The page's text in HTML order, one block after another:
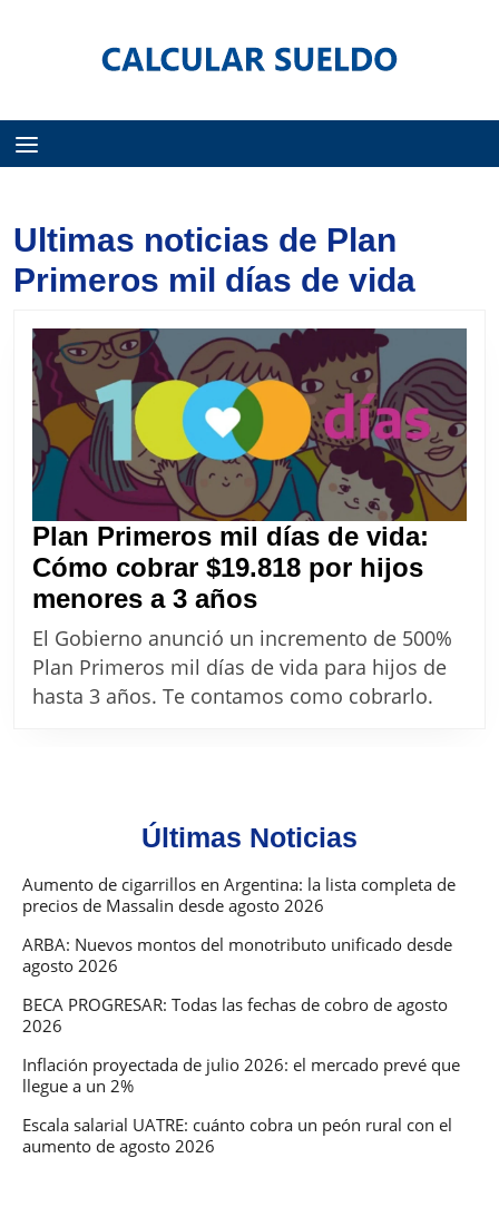
Ultimas noticias de Plan
Primeros mil días de vida
Plan Primeros mil días de vida:
Cómo cobrar $19.818 por hijos
menores a 3 añosPlan
Primeros
mil
días
$19.818
por
hijos
menores
3
El Gobierno anunció un incremento de 500%
Plan Primeros mil días de vida para hijos de
hasta 3 años. Te contamos como cobrarlo.
Últimas Noticias
Aumento de cigarrillos en Argentina: la lista completa de
precios de Massalin desde agosto 2026
ARBA: Nuevos montos del monotributo unificado desde
agosto 2026
BECA PROGRESAR: Todas las fechas de cobro de agosto
2026
Inflación proyectada de julio 2026: el mercado prevé que
llegue a un 2%
Escala salarial UATRE: cuánto cobra un peón rural con el
aumento de agosto 2026